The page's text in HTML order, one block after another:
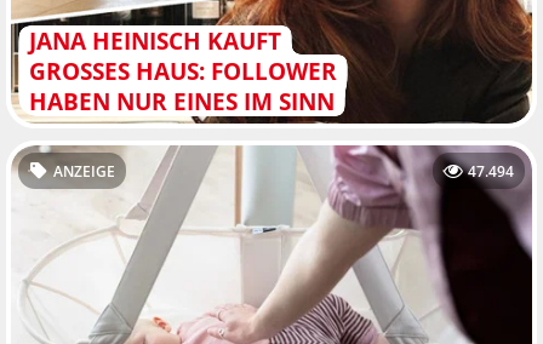
JANA HEINISCH KAUFT
GROSSES HAUS: FOLLOWER H
ABEN NUR EINES IM SINN
ANZEIGE 47.494